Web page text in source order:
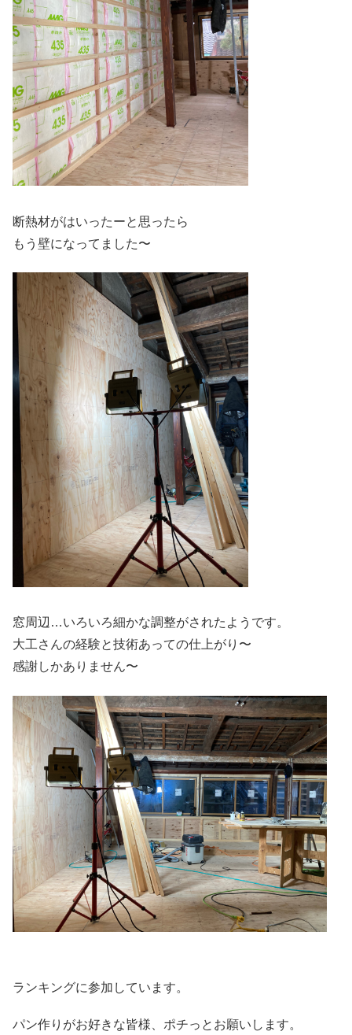
断熱材がはいったーと思ったら
もう壁になってました〜
窓周辺…いろいろ細かな調整がされたようです。
大工さんの経験と技術あっての仕上がり〜
感謝しかありません〜
ランキングに参加しています。
パン作りがお好きな皆様、ポチっとお願いします。